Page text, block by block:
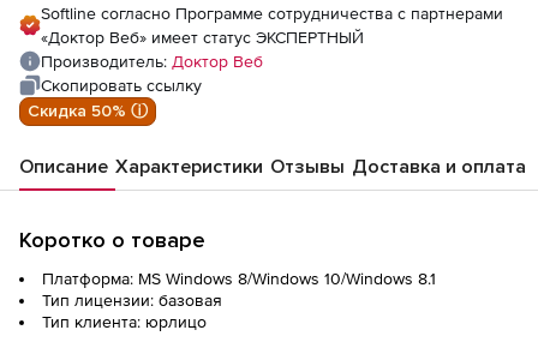
Softline согласно Программе сотрудничества с партнерами
«Доктор Веб» имеет статус ЭКСПЕРТНЫЙ
Производитель: Доктор Веб
Скопировать ссылку
Скидка 50% ⓘ
Описание Характеристики Отзывы Доставка и оплата
Коротко о товаре
Платформа: MS Windows 8/Windows 10/Windows 8.1
Тип лицензии: базовая
Тип клиента: юрлицо